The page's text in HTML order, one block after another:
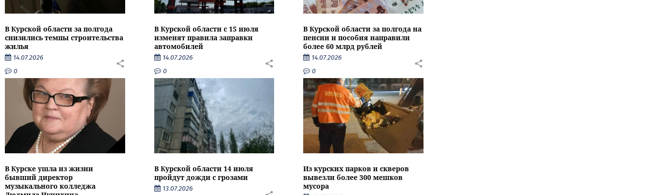
В Курской области за полгода
снизились темпы строительства
жилья
14.07.2026
0
В Курской области с 15 июля
изменят правила заправки
автомобилей
14.07.2026
0
В Курской области за полгода на
пенсии и пособия направили
более 60 млрд рублей
14.07.2026
0
В Курске ушла из жизни
бывший директор
музыкального колледжа
В Курской области 14 июля
пройдут дожди с грозами
13.07.2026
Из курских парков и скверов
вывезли более 300 мешков
мусора